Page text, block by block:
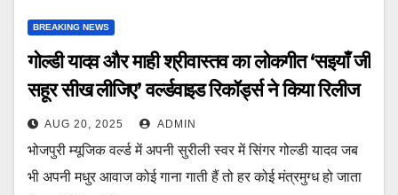
BREAKING NEWS
गोल्डी यादव और माही श्रीवास्तव का लोकगीत ‘सइयाँ जी
सहूर सीख लीजिए’ वर्ल्डवाइड रिकॉर्ड्स ने किया रिलीज
AUG 20, 2025 ADMIN
भोजपुरी म्यूजिक वर्ल्ड में अपनी सुरीली स्वर में सिंगर गोल्डी यादव जब
भी अपनी मधुर आवाज कोई गाना गाती हैं तो हर कोई मंत्रमुग्ध हो जाता